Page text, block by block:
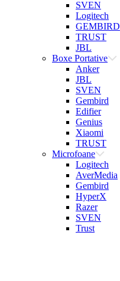
SVEN
Logitech
GEMBIRD
TRUST
JBL
Boxe Portative
Anker
JBL
SVEN
Gembird
Edifier
Genius
Xiaomi
TRUST
Microfoane
Logitech
AverMedia
Gembird
HyperX
Razer
SVEN
Trust